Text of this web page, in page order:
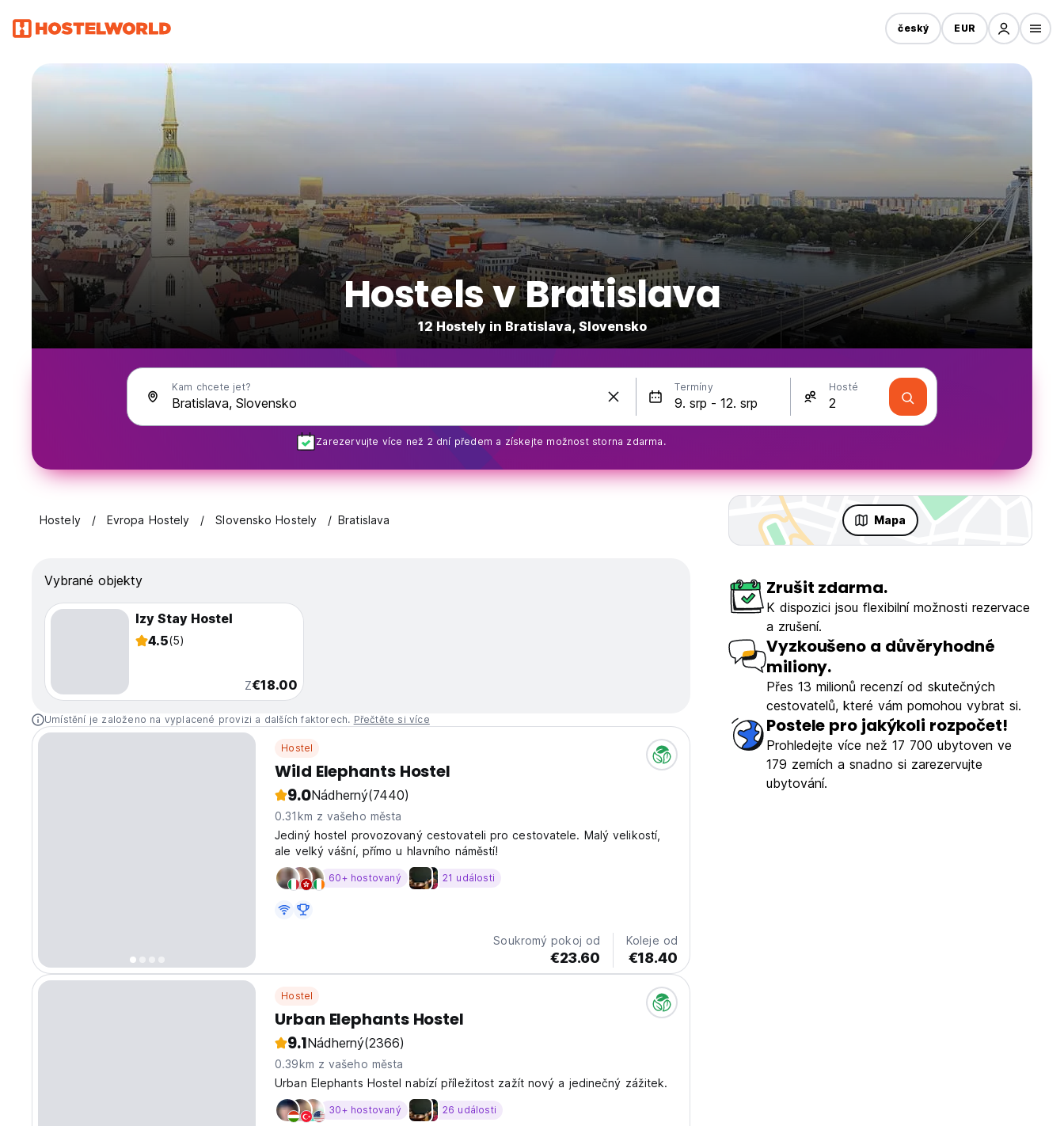
český EUR
Hostels v Bratislava
12 Hostely in Bratislava, Slovensko
Kam chcete jet? Termíny Hosté
Zarezervujte více než 2 dní předem a získejte možnost storna zdarma.
Hostely Evropa Hostely Slovensko Hostely Bratislava Mapa
Vybrané objekty
Izy Stay Hostel
4.5(5)
Z€18.00
Umístění je založeno na vyplacené provizi a dalších faktorech. Přečtěte si více
Hostel
Wild Elephants Hostel
9.0Nádherný(7440)
0.31km z vašeho města
Jediný hostel provozovaný cestovateli pro cestovatele. Malý velikostí,
ale velký vášní, přímo u hlavního náměstí!
60+ hostovaný 21 události
Soukromý pokoj od
€23.60
Koleje od
€18.40
Hostel
Urban Elephants Hostel
9.1Nádherný(2366)
0.39km z vašeho města
Urban Elephants Hostel nabízí příležitost zažít nový a jedinečný zážitek.
30+ hostovaný 26 události
Zrušit zdarma.
K dispozici jsou flexibilní možnosti rezervace
a zrušení.
Vyzkoušeno a důvěryhodné
miliony.
Přes 13 milionů recenzí od skutečných
cestovatelů, které vám pomohou vybrat si.
Postele pro jakýkoli rozpočet!
Prohledejte více než 17 700 ubytoven ve
179 zemích a snadno si zarezervujte
ubytování.